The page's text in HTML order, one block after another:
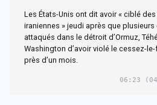
Les États-Unis ont dit avoir « ciblé
iraniennes » jeudi après que
attaqués dans le détroit d’Ormuz,
Washington d’avoir violé le cessez-
près d’un mois.
06:23